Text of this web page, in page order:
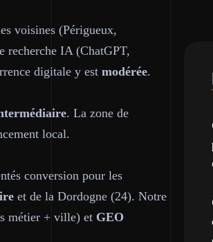
voisines (Périgueux,
recherche IA (ChatGPT,
digitale y est modérée.
. La zone de
local.
conversion pour les
et de la Dordogne (24). Notre
métier + ville) et GEO